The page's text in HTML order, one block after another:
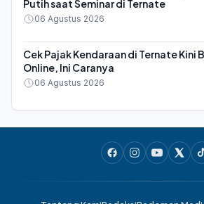
Putih saat Seminar di Ternate
06 Agustus 2026
Cek Pajak Kendaraan di Ternate Kini
Online, Ini Caranya
06 Agustus 2026